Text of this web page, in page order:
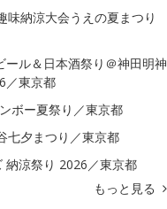
味納涼大会うえの夏まつり
ール＆日本酒祭り＠神田明神
／東京都
ボー夏祭り／東京都
七夕まつり／東京都
納涼祭り 2026／東京都
もっと見る